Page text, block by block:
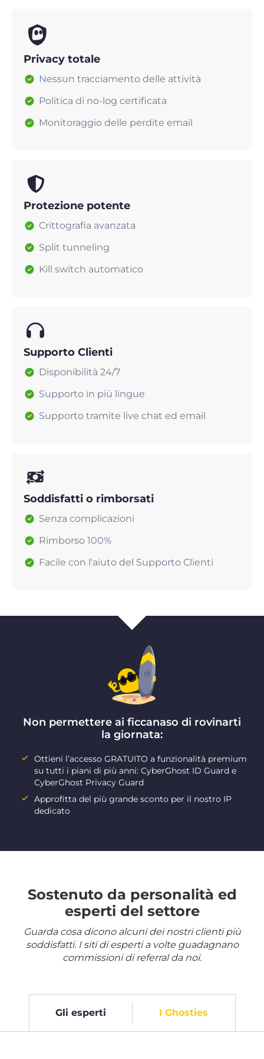
Privacy totale
Nessun tracciamento delle attività
Politica di no-log certificata
Monitoraggio delle perdite email
Protezione potente
Crittografia avanzata
Split tunneling
Kill switch automatico
Supporto Clienti
Disponibilità 24/7
Supporto in più lingue
Supporto tramite live chat ed email
Soddisfatti o rimborsati
Senza complicazioni
Rimborso 100%
Facile con l'aiuto del Supporto Clienti
Non permettere ai ficcanaso di rovinarti
la giornata:
Ottieni l’accesso GRATUITO a funzionalità premium
su tutti i piani di più anni: CyberGhost ID Guard e
CyberGhost Privacy Guard
Approfitta del più grande sconto per il nostro IP
dedicato
Sostenuto da personalità ed
esperti del settore
Guarda cosa dicono alcuni dei nostri clienti più
soddisfatti. I siti di esperti a volte guadagnano
commissioni di referral da noi.
Gli esperti I Ghosties